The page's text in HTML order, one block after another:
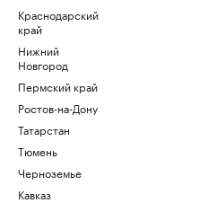
Краснодарский
край
Нижний
Новгород
Пермский край
Ростов-на-Дону
Татарстан
Тюмень
Черноземье
Кавказ